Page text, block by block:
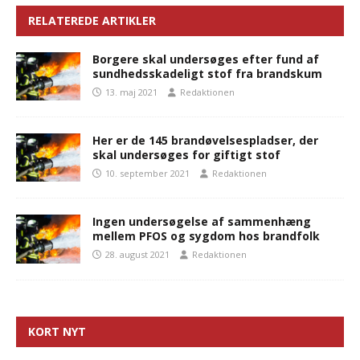
RELATEREDE ARTIKLER
Borgere skal undersøges efter fund af
sundhedsskadeligt stof fra brandskum
13. maj 2021 Redaktionen
Her er de 145 brandøvelsespladser, der
skal undersøges for giftigt stof
10. september 2021 Redaktionen
Ingen undersøgelse af sammenhæng
mellem PFOS og sygdom hos brandfolk
28. august 2021 Redaktionen
KORT NYT